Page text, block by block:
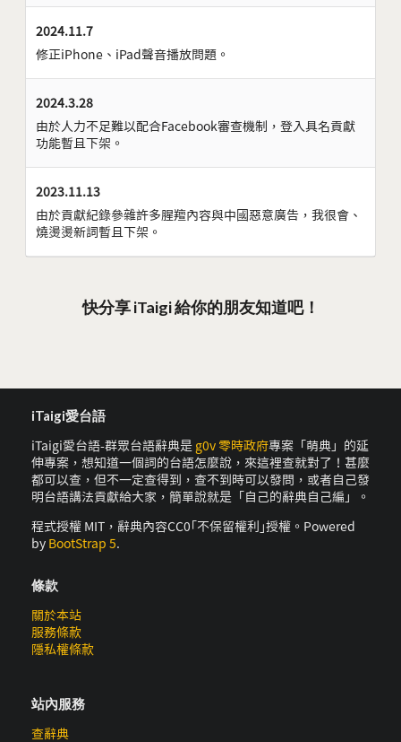
2024.11.7
修正iPhone、iPad聲音播放問題。
2024.3.28
由於人力不足難以配合Facebook審查機制，登入具名貢獻
功能暫且下架。
2023.11.13
由於貢獻紀錄參雜許多腥羶內容與中國惡意廣告，我很會、
燒燙燙新詞暫且下架。
快分享 iTaigi 給你的朋友知道吧！
iTaigi愛台語
iTaigi愛台語-群眾台語辭典是 g0v 零時政府專案「萌典」的延
伸專案，想知道一個詞的台語怎麼說，來這裡查就對了！甚麼
都可以查，但不一定查得到，查不到時可以發問，或者自己發
明台語講法貢獻給大家，簡單說就是「自己的辭典自己編」。
程式授權 MIT，辭典內容CC0｢不保留權利｣授權。Powered
by BootStrap 5.
條款
關於本站
服務條款
隱私權條款
站內服務
查辭典